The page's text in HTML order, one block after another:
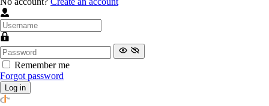
Remember me
Forgot password
Log in